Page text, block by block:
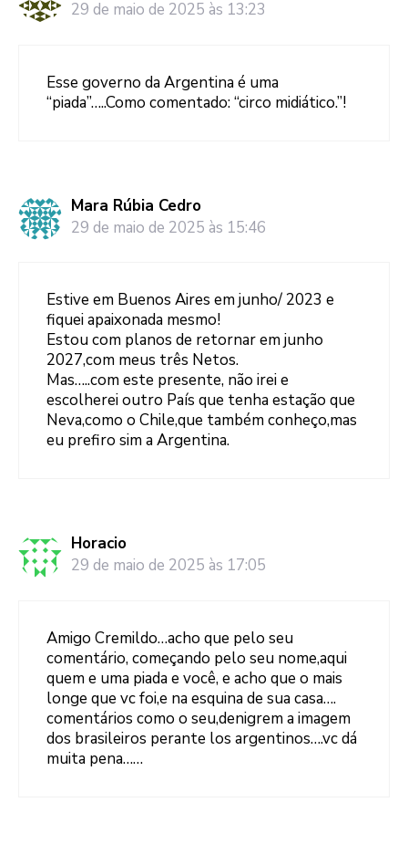
29 de maio de 2025 às 13:23
Esse governo da Argentina é uma
“piada”…..Como comentado: “circo midiático.”!
Mara Rúbia Cedro
29 de maio de 2025 às 15:46
Estive em Buenos Aires em junho/ 2023 e
fiquei apaixonada mesmo!
Estou com planos de retornar em junho
2027,com meus três Netos.
Mas…..com este presente, não irei e
escolherei outro País que tenha estação que
Neva,como o Chile,que também conheço,mas
eu prefiro sim a Argentina.
Horacio
29 de maio de 2025 às 17:05
Amigo Cremildo…acho que pelo seu
comentário, começando pelo seu nome,aqui
quem e uma piada e você, e acho que o mais
longe que vc foi,e na esquina de sua casa….
comentários como o seu,denigrem a imagem
dos brasileiros perante los argentinos….vc dá
muita pena……